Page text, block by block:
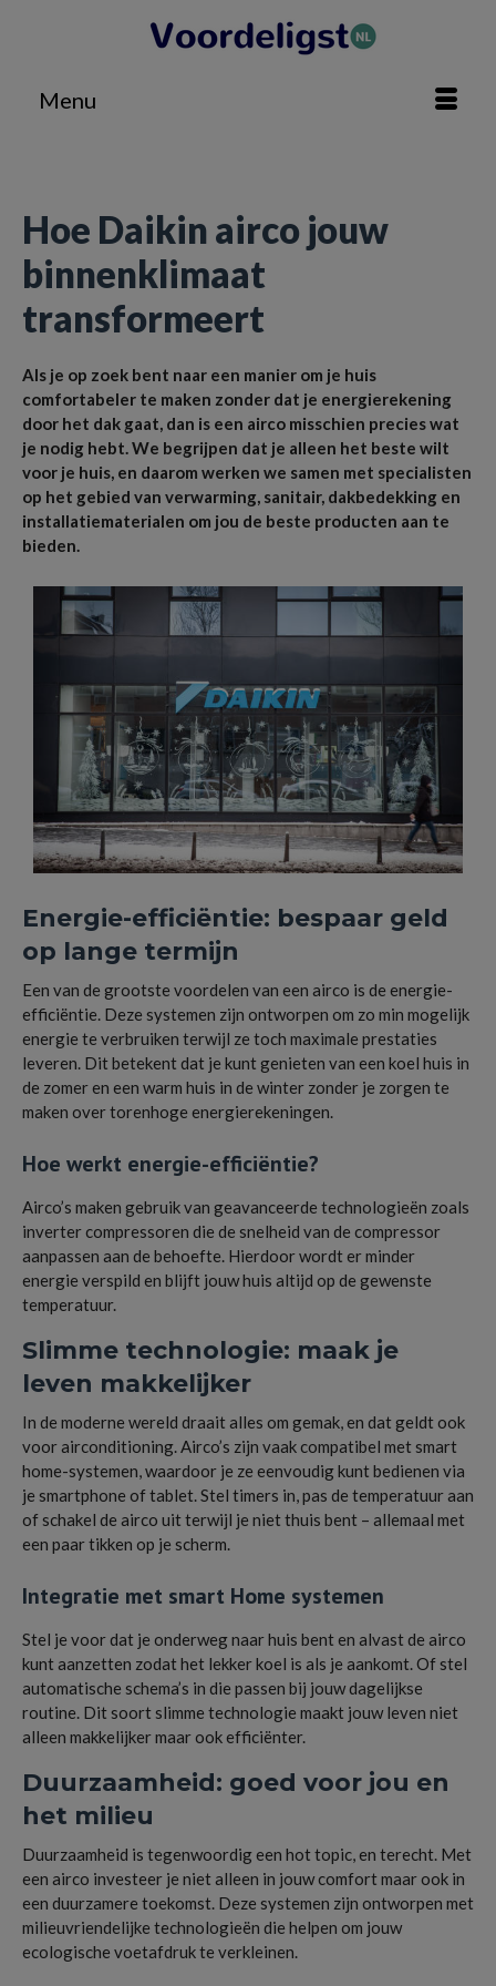
Menu
Hoe Daikin airco jouw
binnenklimaat
transformeert
Als je op zoek bent naar een manier om je huis
comfortabeler te maken zonder dat je energierekening
door het dak gaat, dan is een airco misschien precies wat
je nodig hebt. We begrijpen dat je alleen het beste wilt
voor je huis, en daarom werken we samen met specialisten
op het gebied van verwarming, sanitair, dakbedekking en
installatiematerialen om jou de beste producten aan te
bieden.
Energie-efficiëntie: bespaar geld
op lange termijn
Een van de grootste voordelen van een airco is de energie-
efficiëntie. Deze systemen zijn ontworpen om zo min mogelijk
energie te verbruiken terwijl ze toch maximale prestaties
leveren. Dit betekent dat je kunt genieten van een koel huis in
de zomer en een warm huis in de winter zonder je zorgen te
maken over torenhoge energierekeningen.
Hoe werkt energie-efficiëntie?
Airco’s maken gebruik van geavanceerde technologieën zoals
inverter compressoren die de snelheid van de compressor
aanpassen aan de behoefte. Hierdoor wordt er minder
energie verspild en blijft jouw huis altijd op de gewenste
temperatuur.
Slimme technologie: maak je
leven makkelijker
In de moderne wereld draait alles om gemak, en dat geldt ook
voor airconditioning. Airco’s zijn vaak compatibel met smart
home-systemen, waardoor je ze eenvoudig kunt bedienen via
je smartphone of tablet. Stel timers in, pas de temperatuur aan
of schakel de airco uit terwijl je niet thuis bent – allemaal met
een paar tikken op je scherm.
Integratie met smart Home systemen
Stel je voor dat je onderweg naar huis bent en alvast de airco
kunt aanzetten zodat het lekker koel is als je aankomt. Of stel
automatische schema’s in die passen bij jouw dagelijkse
routine. Dit soort slimme technologie maakt jouw leven niet
alleen makkelijker maar ook efficiënter.
Duurzaamheid: goed voor jou en
het milieu
Duurzaamheid is tegenwoordig een hot topic, en terecht. Met
een airco investeer je niet alleen in jouw comfort maar ook in
een duurzamere toekomst. Deze systemen zijn ontworpen met
milieuvriendelijke technologieën die helpen om jouw
ecologische voetafdruk te verkleinen.